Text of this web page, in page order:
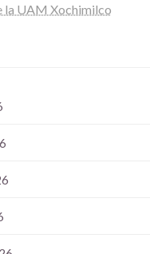
la UAM Xochimilco